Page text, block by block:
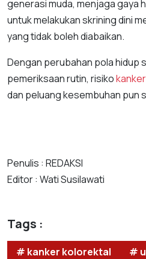
generasi muda, menjaga gaya
untuk melakukan skrining dini
yang tidak boleh diabaikan.
Dengan perubahan pola hidup
pemeriksaan rutin, risiko
dan peluang kesembuhan pun
Penulis : REDAKSI
Editor : Wati Susilawati
Tags :
# kanker kolorektal #